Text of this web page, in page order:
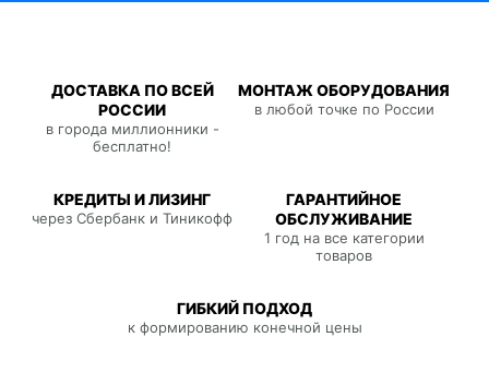
ДОСТАВКА ПО ВСЕЙ
РОССИИ
в города миллионники -
бесплатно!
МОНТАЖ ОБОРУДОВАНИЯ
в любой точке по России
КРЕДИТЫ И ЛИЗИНГ
через Сбербанк и Тиникофф
ГАРАНТИЙНОЕ
ОБСЛУЖИВАНИЕ
1 год на все категории
товаров
ГИБКИЙ ПОДХОД
к формированию конечной цены